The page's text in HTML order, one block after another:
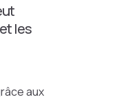
les
aux